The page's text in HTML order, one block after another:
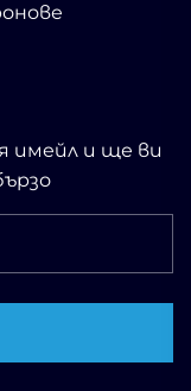
имейл и ще ви